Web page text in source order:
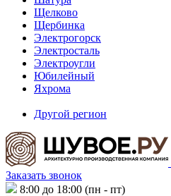
Щелково
Щербинка
Электрогорск
Электросталь
Электроугли
Юбилейный
Яхрома
Другой регион
Заказать звонок
8:00 до 18:00 (пн - пт)